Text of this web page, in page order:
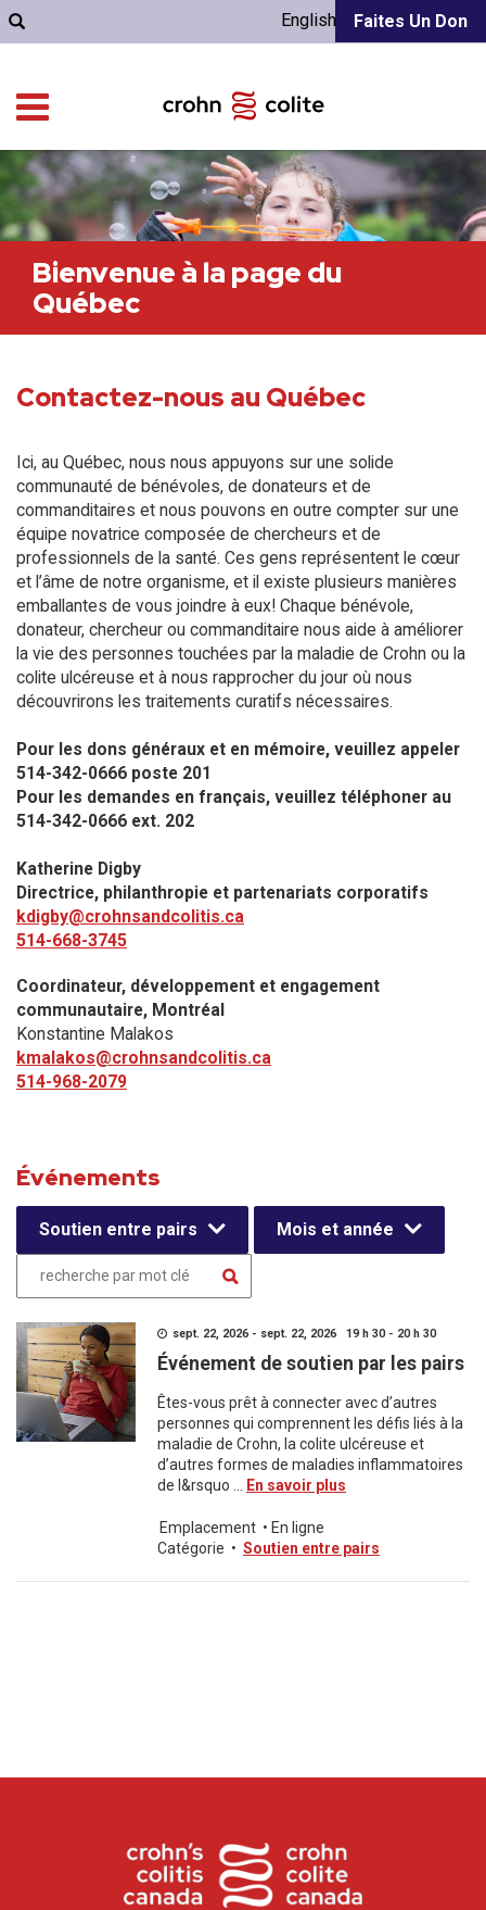
Faites Un Don
English
Bienvenue à la page du
Québec
Contactez-nous au Québec
Ici, au Québec, nous nous appuyons sur une solide
communauté de bénévoles, de donateurs et de
commanditaires et nous pouvons en outre compter sur une
équipe novatrice composée de chercheurs et de
professionnels de la santé. Ces gens représentent le cœur
et l’âme de notre organisme, et il existe plusieurs manières
emballantes de vous joindre à eux! Chaque bénévole,
donateur, chercheur ou commanditaire nous aide à améliorer
la vie des personnes touchées par la maladie de Crohn ou la
colite ulcéreuse et à nous rapprocher du jour où nous
découvrirons les traitements curatifs nécessaires.
Pour les dons généraux et en mémoire, veuillez appeler
514-342-0666 poste 201​
Pour les demandes en français, veuillez téléphoner au
514-342-0666 ext. 202
Katherine Digby
Directrice, philanthropie et partenariats corporatifs
kdigby@crohnsandcolitis.ca
514-668-3745
Coordinateur, développement et engagement
communautaire​, Montréal
Konstantine Malakos
kmalakos@crohnsandcolitis.ca
514-968-2079
Événements
Soutien entre pairs Mois et année
sept. 22, 2026 - sept. 22, 2026 19 h 30 - 20 h 30
Événement de soutien par les pairs
Êtes-vous prêt à connecter avec d’autres
personnes qui comprennent les défis liés à la
maladie de Crohn, la colite ulcéreuse et
d’autres formes de maladies inflammatoires
de l&rsquo ...
En savoir plus
Emplacement • En ligne
Catégorie • Soutien entre pairs